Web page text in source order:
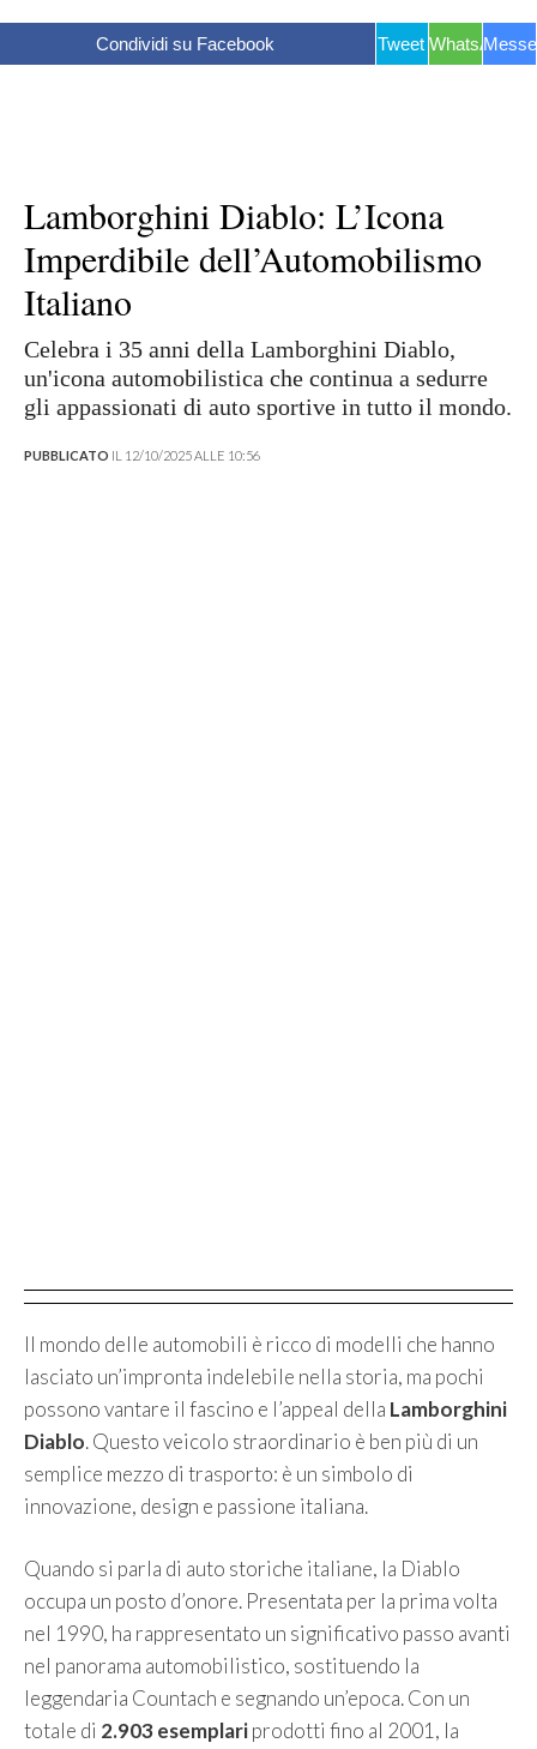
Condividi su Facebook Tweet WhatsApp
Lamborghini Diablo: L’Icona
Imperdibile dell’Automobilismo
Italiano
Celebra i 35 anni della Lamborghini Diablo,
un'icona automobilistica che continua a sedurre
gli appassionati di auto sportive in tutto il mondo.
PUBBLICATO IL 12/10/2025 ALLE 10:56
Il mondo delle automobili è ricco di modelli che hanno
lasciato un’impronta indelebile nella storia, ma pochi
possono vantare il fascino e l’appeal della Lamborghini
Diablo. Questo veicolo straordinario è ben più di un
semplice mezzo di trasporto: è un simbolo di
innovazione, design e passione italiana.
Quando si parla di auto storiche italiane, la Diablo
occupa un posto d’onore. Presentata per la prima volta
nel 1990, ha rappresentato un significativo passo avanti
nel panorama automobilistico, sostituendo la
leggendaria Countach e segnando un’epoca. Con un
totale di 2.903 esemplariprodotti fino al 2001, la